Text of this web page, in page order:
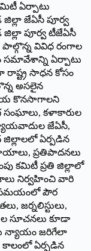
కమిటీ ఏర్పాటు
జేఏసీ పూర్వ
జిల్లా పూర్వ టీజేఏసీ
వివిధ రంగాల
సమావేశాన్ని ఏర్పాటు
రాష్ట్ర సాధన కోసం
అసలైన
కొనసాగాలని
సంఘాలు, కళాకారుల
జేఏసీ,
ఏర్పడిన
ప్రతిపాదనలు
కమిటీ ప్రతి జిల్లాలో
నిర్వహించి వారి
సమయంలో పౌర
జర్నలిస్టులు,
సూచనలు కూడా
న్యాయం జరిగేలా
కాలంలో ఏర్పడిన